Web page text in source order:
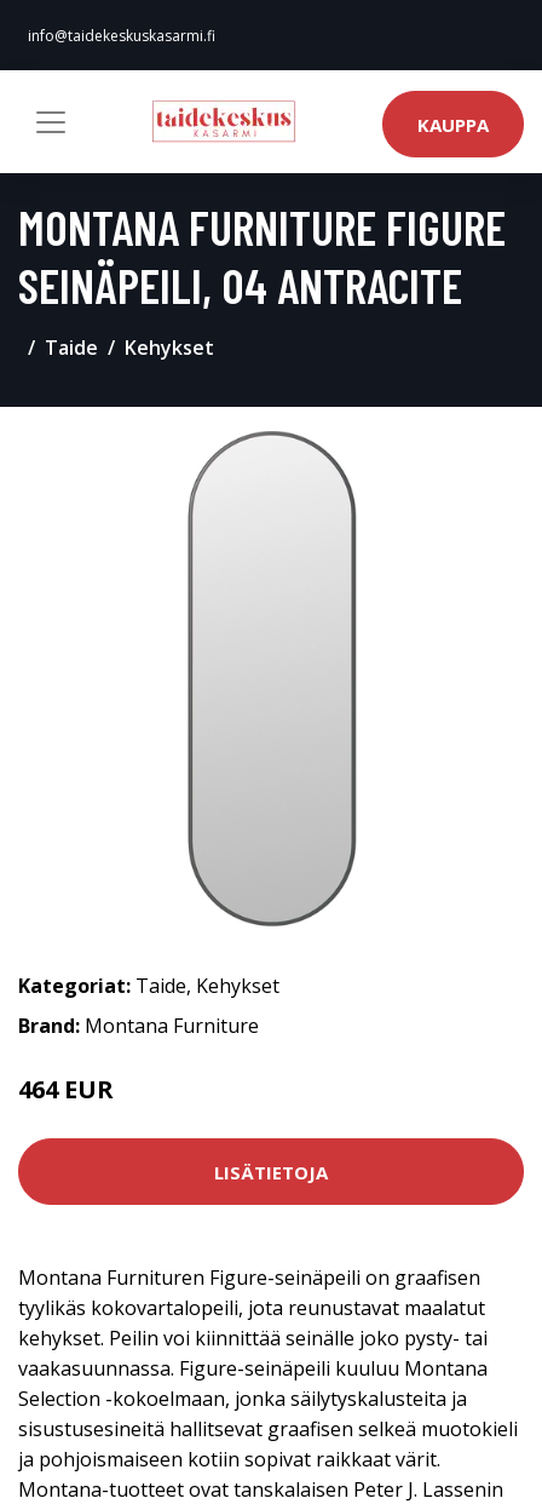
info@taidekeskuskasarmi.fi
KAUPPA
MONTANA FURNITURE FIGURE
SEINÄPEILI, 04 ANTRACITE
Taide Kehykset
Kategoriat: Taide, Kehykset
Brand: Montana Furniture
464 EUR
LISÄTIETOJA
Montana Furnituren Figure-seinäpeili on graafisen
tyylikäs kokovartalopeili, jota reunustavat maalatut
kehykset. Peilin voi kiinnittää seinälle joko pysty- tai
vaakasuunnassa. Figure-seinäpeili kuuluu Montana
Selection -kokoelmaan, jonka säilytyskalusteita ja
sisustusesineitä hallitsevat graafisen selkeä muotokieli
ja pohjoismaiseen kotiin sopivat raikkaat värit.
Montana-tuotteet ovat tanskalaisen Peter J. Lassenin